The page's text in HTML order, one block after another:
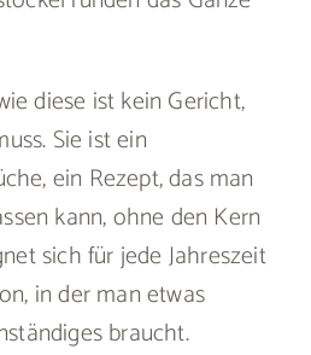
diese ist kein Gericht,
Sie ist ein
ein Rezept, das man
kann, ohne den Kern
sich für jede Jahreszeit
in der man etwas
braucht.